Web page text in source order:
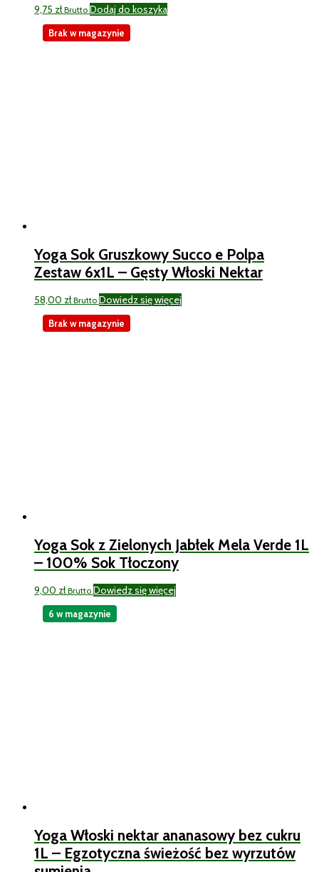
9,75 zł Brutto Dodaj do koszyka
Yoga Sok Gruszkowy Succo e Polpa
Zestaw 6x1L – Gęsty Włoski Nektar
58,00 zł Brutto Dowiedz się więcej
Brak w magazynie
Yoga Sok z Zielonych Jabłek Mela Verde 1L
– 100% Sok Tłoczony
9,00 zł Brutto Dowiedz się więcej
Brak w magazynie
Yoga Włoski nektar ananasowy bez cukru
1L – Egzotyczna świeżość bez wyrzutów
6 w magazynie